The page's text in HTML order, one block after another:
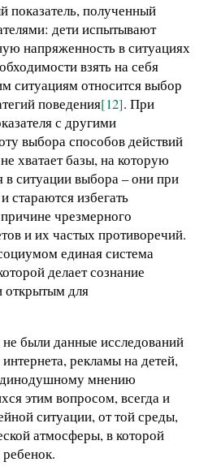
показатель, полученный
дети испытывают
напряженность в ситуациях
взять на себя
ситуациям относится выбор
поведения[12]. При
с другими
выбора способов действий
хватает базы, на которую
в ситуации выбора – они при
стараются избегать
чрезмерного
и их частых противоречий.
единая система
делает сознание
открытым для
были данные исследований
рекламы на детей,
мнению
этим вопросом, всегда и
ситуации, от той среды,
атмосферы, в которой
ребенок.